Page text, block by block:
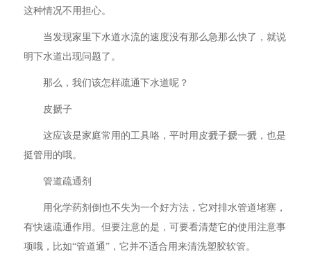
这种情况不用担心。
当发现家里下水道水流的速度没有那么急那么快了，就说
明下水道出现问题了。
那么，我们该怎样疏通下水道呢？
皮搋子
这应该是家庭常用的工具咯，平时用皮搋子搋一搋，也是
挺管用的哦。
管道疏通剂
用化学药剂倒也不失为一个好方法，它对排水管道堵塞，
有快速疏通作用。但要注意的是，可要看清楚它的使用注意事
项哦，比如“管道通”，它并不适合用来清洗塑胶软管。